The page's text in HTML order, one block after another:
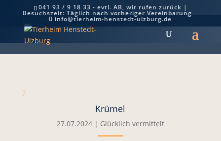
041 93 / 9 18 33 - evtl. AB, wir rufen zurück |
Besuchszeit: Täglich nach vorheriger Vereinbarung
info@tierheim-henstedt-ulzburg.de
Krümel
7
Krümel
27.07.2024| Glücklich vermittelt